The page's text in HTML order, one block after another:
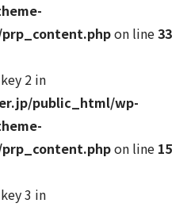
on line33
2 in
public_html/wp-
on line 15
3 in